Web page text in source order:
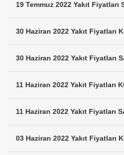
19 Temmuz 2022 Yakıt Fiyatları
30 Haziran 2022 Yakıt Fiyatları
30 Haziran 2022 Yakıt Fiyatları
11 Haziran 2022 Yakıt Fiyatları
11 Haziran 2022 Yakıt Fiyatları
03 Haziran 2022 Yakıt Fiyatları